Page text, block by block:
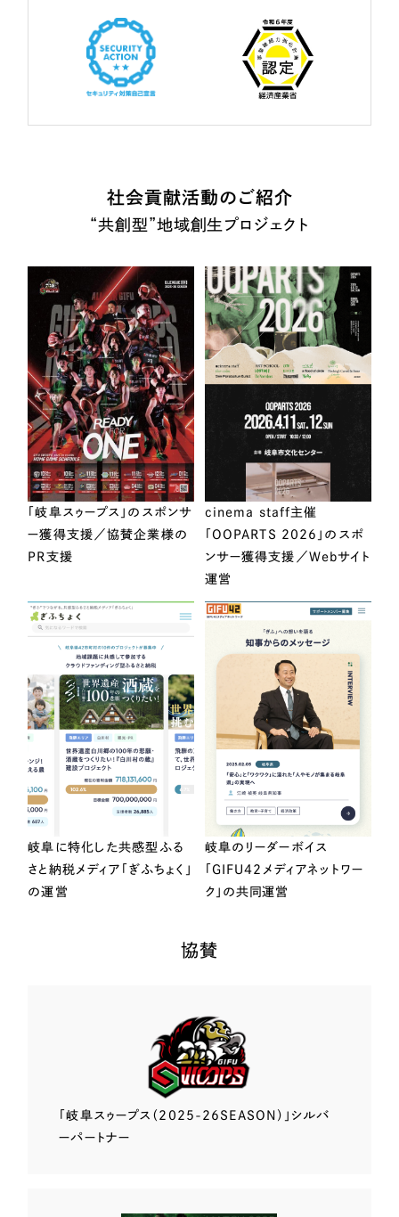
社会貢献活動のご紹介
“共創型”地域創生プロジェクト
「岐阜スゥープス」のスポンサ
ー獲得支援／協賛企業様の
PR支援
cinema staff主催
「OOPARTS 2026」のスポ
ンサー獲得支援／Webサイト
運営
岐阜に特化した共感型ふる
さと納税メディア「ぎふちょく」
の運営
岐阜のリーダーボイス
「GIFU42メディアネットワー
ク」の共同運営
協賛
「岐阜スゥープス （2025-26SEASON）」 シルバ
ーパートナー